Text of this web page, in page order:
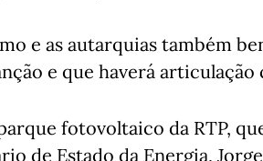
e as autarquias também
e que haverá articulação
fotovoltaico da RTP,
de Estado da Energia,